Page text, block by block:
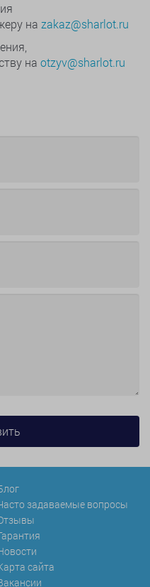
на zakaz@sharlot.ru
на otzyv@sharlot.ru
задаваемые вопросы
сайта